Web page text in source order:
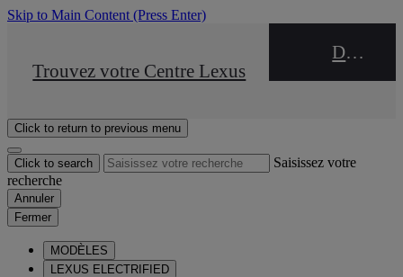
Skip to Main Content (Press Enter)
STOP DRIVE Takata
Trouvez votre Centre Lexus
DEALER NAME
Click to return to previous menu
Click to search
Saisissez votre
recherche
Annuler
Fermer
MODÈLES
LEXUS ELECTRIFIED